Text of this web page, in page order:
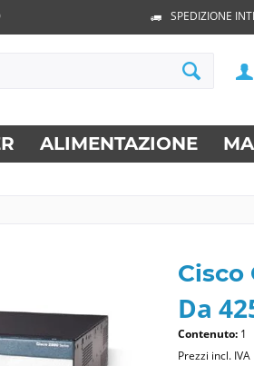
SPEDIZIONE
ALIMENTAZIONE
Cisco
Da
Contenuto: 1
Prezzi incl. IVA